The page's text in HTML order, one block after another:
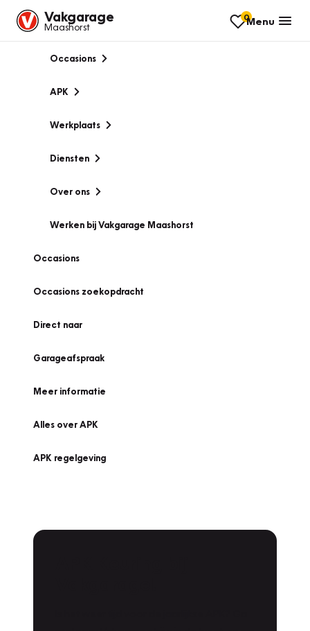
Vakgarage
Maashorst
0Menu
Occasions
APK
Werkplaats
Diensten
Over ons
Werken bij Vakgarage Maashorst
Occasions
Occasions zoekopdracht
Direct naar
Garageafspraak
Meer informatie
Alles over APK
APK regelgeving